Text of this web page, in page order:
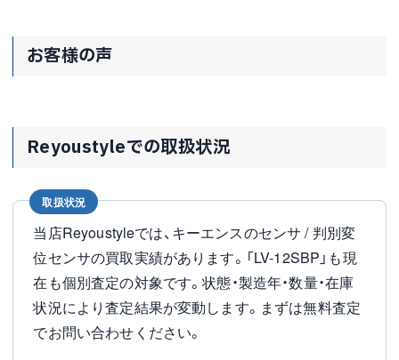
お客様の声
Reyoustyleでの取扱状況
取扱状況
当店Reyoustyleでは、キーエンスのセンサ / 判別変
位センサの買取実績があります。「LV-12SBP」も現
在も個別査定の対象です。状態・製造年・数量・在庫
状況により査定結果が変動します。まずは無料査定
でお問い合わせください。